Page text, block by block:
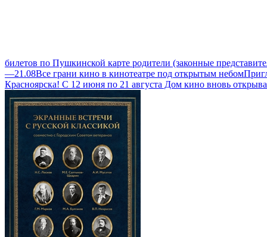
билетов по Пушкинской карте родители (законные
—21.08Все грани кино в кинотеатре под открытым небом
Красноярска! С 12 июня по 21 августа Дом кино вновь